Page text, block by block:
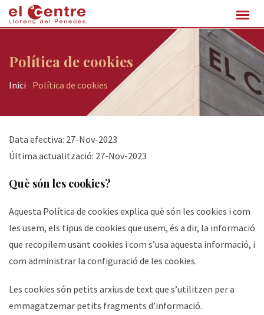
Skip
Política de cookies
Inici - Política de cookies
Data efectiva: 27-Nov-2023
Última actualització: 27-Nov-2023
Què són les cookies?
Aquesta Política de cookies explica què són les cookies i com
les usem, els tipus de cookies que usem, és a dir, la informació
que recopilem usant cookies i com s’usa aquesta informació, i
com administrar la configuració de les cookies.
Les cookies són petits arxius de text que s’utilitzen per a
emmagatzemar petits fragments d’informació.